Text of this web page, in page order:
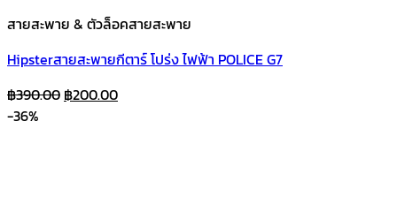
สายสะพาย & ตัวล็อคสายสะพาย
Hipsterสายสะพายกีตาร์ โปร่ง ไฟฟ้า POLICE G7
฿390.00 Original
฿200.00Current
-36%